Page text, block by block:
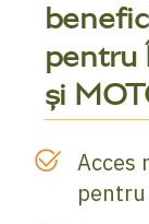
pentru
și
Acces